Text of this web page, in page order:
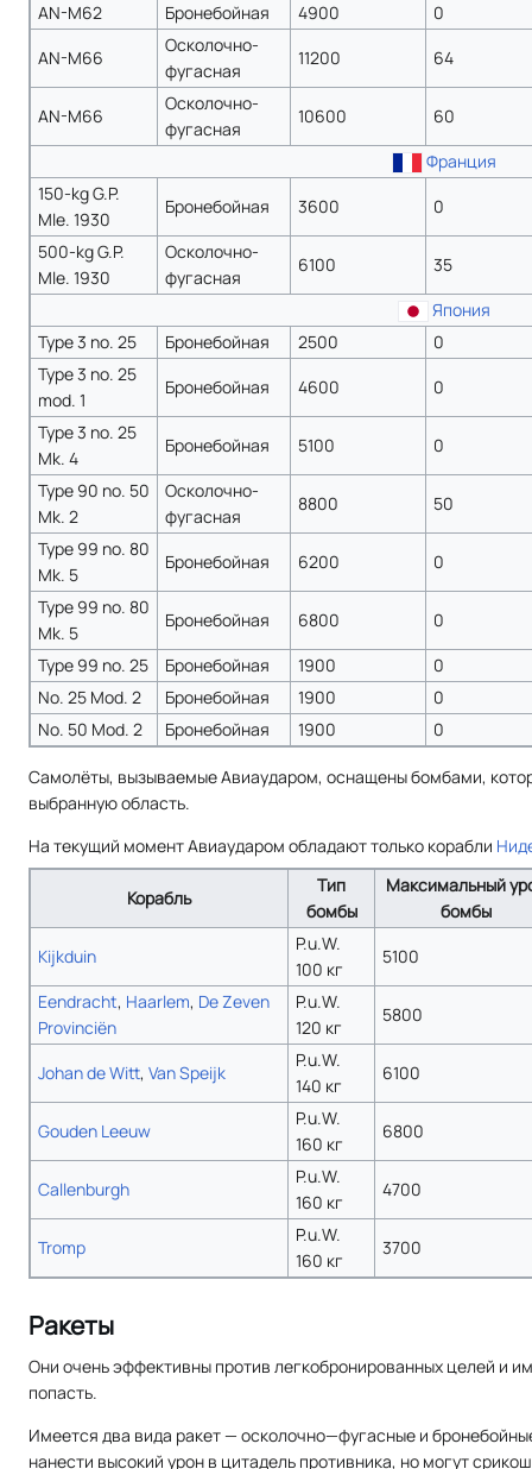
AN-M62
Бронебойная 4900
0
AN-M66
Осколочно-
фугасная
11200 64
AN-M66
Осколочно-
фугасная
10600
60
Франция
150-kg G.P.
Mle. 1930
Бронебойная 3600
0
500-kg G.P.
Mle. 1930
Осколочно-
фугасная
6100
35
Япония
Type 3 no. 25
Бронебойная 2500
0
Type 3 no. 25
mod. 1
Бронебойная 4600
0
Type 3 no. 25
Mk. 4
Бронебойная 5100
0
Type 90 no. 50
Mk. 2
Осколочно-
фугасная
8800
50
Type 99 no. 80
Mk. 5
Бронебойная 6200
0
Type 99 no. 80
Mk. 5
Бронебойная 6800
0
Type 99 no. 25
Бронебойная 1900
0
No. 25 Mod. 2
Бронебойная 1900
0
No. 50 Mod. 2
Бронебойная 1900 0
Самолёты, вызываемые Авиаударом, оснащены бомбами,
выбранную область.
На текущий момент Авиаударом обладают только корабли
Корабль
Тип
бомбы
Максимальный
бомбы
Kijkduin
P.u.W.
100 кг
5100
Eendracht, Haarlem, De Zeven
Provinciën
P.u.W.
120 кг
5800
Johan de Witt, Van Speijk
P.u.W.
140 кг
6100
Gouden Leeuw
P.u.W.
160 кг
6800
Callenburgh
P.u.W.
160 кг
4700
Tromp
P.u.W.
160 кг
3700
Ракеты
Они очень эффективны против легкобронированных целей и
попасть.
Имеется два вида ракет — осколочно—фугасные и
нанести высокий урон в цитадель противника, но могут